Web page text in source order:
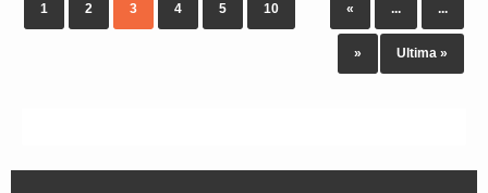
«
1 2 3 4 5 ...
10 ...
» Ultima »